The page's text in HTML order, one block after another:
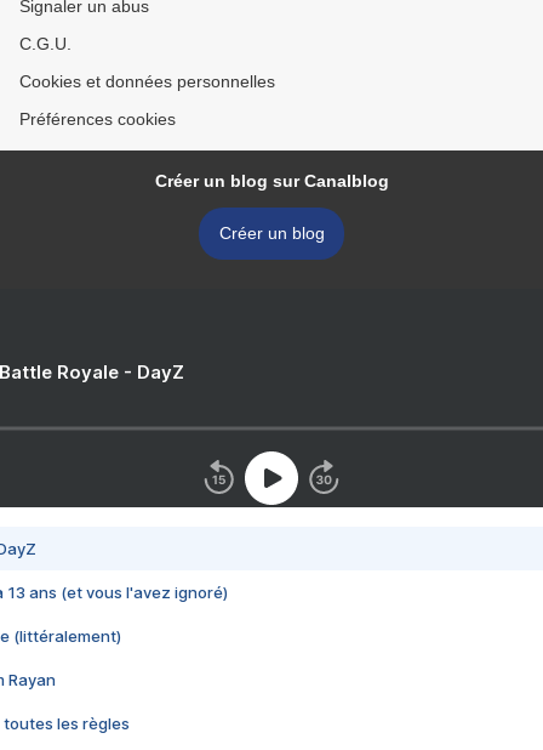
Signaler un abus
C.G.U.
Cookies et données personnelles
Préférences cookies
Créer un blog sur Canalblog
Créer un blog
Royale - DayZ
13 ans (et vous l'avez ignoré)
(littéralement)
Rayan
toutes les règles